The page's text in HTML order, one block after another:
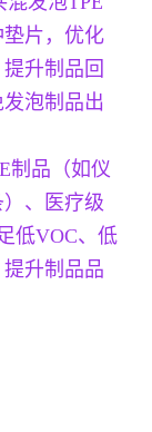
片，优化
升制品回
泡制品出
制品（如仪
、医疗级
低VOC、低
升制品品